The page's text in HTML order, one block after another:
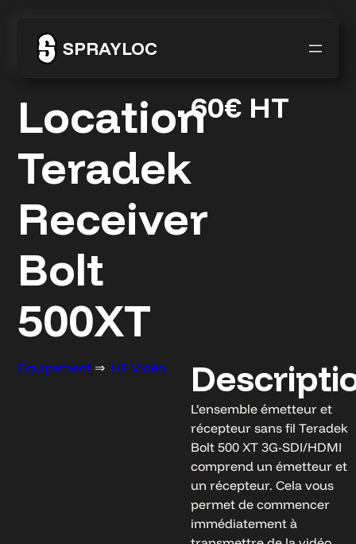
contenu
SPRAYLOC
Location
Teradek
Receiver
Bolt
500XT
60€ HT
Équipement ⇒ HF Vidéo
L’ensemble émetteur et
récepteur sans fil Teradek
Bolt 500 XT 3G-SDI/HDMI
comprend un émetteur et
un récepteur. Cela vous
permet de commencer
immédiatement à